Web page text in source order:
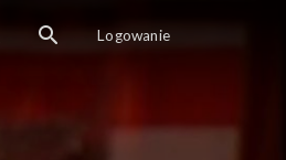
Logowanie